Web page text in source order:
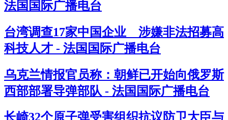
法国国际广播电台
台湾调查17家中国企业 涉嫌非法招募高
科技人才 - 法国国际广播电台
乌克兰情报官员称：朝鲜已开始向俄罗斯
西部部署导弹部队 - 法国国际广播电台
长崎32个原子弹受害组织抗议防卫大臣与